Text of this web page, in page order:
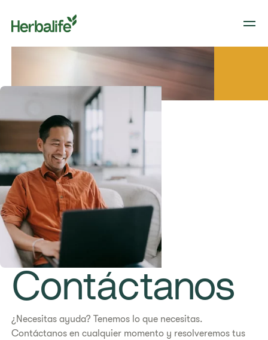
Contáctanos
¿Necesitas ayuda? Tenemos lo que necesitas.
Contáctanos en cualquier momento y resolveremos tus